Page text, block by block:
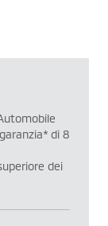
di 8
dei